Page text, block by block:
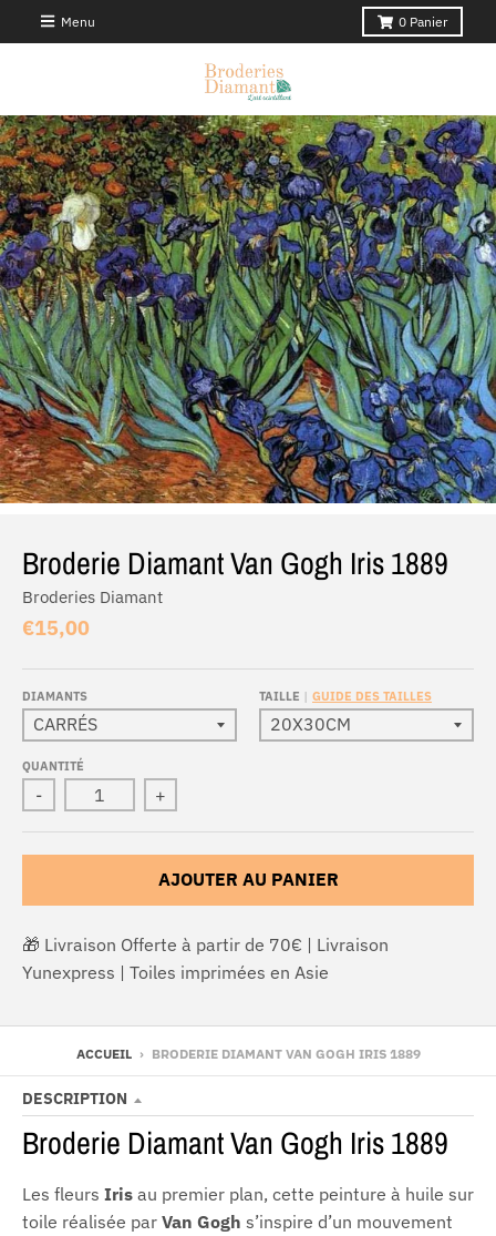
Menu 0 Panier
Broderie Diamant Van Gogh Iris 1889
Broderies Diamant
€15,00
DIAMANTS TAILLE GUIDE DES TAILLES
QUANTITÉ
- +
AJOUTER AU PANIER
🎁 Livraison Offerte à partir de 70€ | Livraison
Yunexpress | Toiles imprimées en Asie
ACCUEIL › BRODERIE DIAMANT VAN GOGH IRIS 1889
DESCRIPTION
Broderie Diamant Van Gogh Iris 1889
Les fleurs Iris au premier plan, cette peinture à huile sur
toile réalisée par Van Gogh s’inspire d’un mouvement